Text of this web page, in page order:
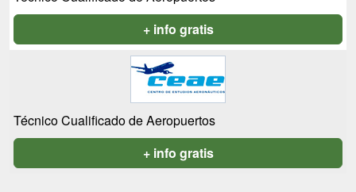
+ info gratis
Técnico Cualificado de Aeropuertos
+ info gratis